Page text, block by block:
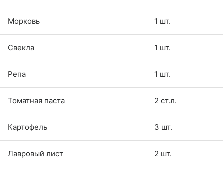
Морковь 1 шт.
Свекла 1 шт.
Репа 1 шт.
Томатная паста 2 ст.л.
Картофель 3 шт.
Лавровый лист 2 шт.